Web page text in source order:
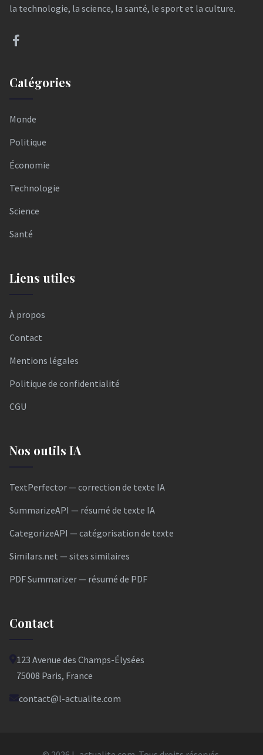
la technologie, la science, la santé, le sport et la culture.
Catégories
Monde
Politique
Économie
Technologie
Science
Santé
Liens utiles
À propos
Contact
Mentions légales
Politique de confidentialité
CGU
Nos outils IA
TextPerfector — correction de texte IA
SummarizeAPI — résumé de texte IA
CategorizeAPI — catégorisation de texte
Similars.net — sites similaires
PDF Summarizer — résumé de PDF
Contact
123 Avenue des Champs-Élysées
75008 Paris, France
contact@l-actualite.com